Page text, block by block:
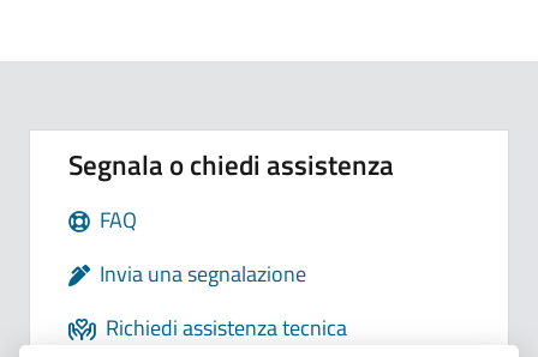
Segnala o chiedi assistenza
FAQ
Invia una segnalazione
Richiedi assistenza tecnica